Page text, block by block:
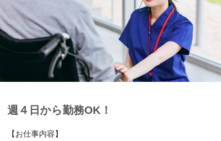
週４日から勤務OK！
【お仕事内容】